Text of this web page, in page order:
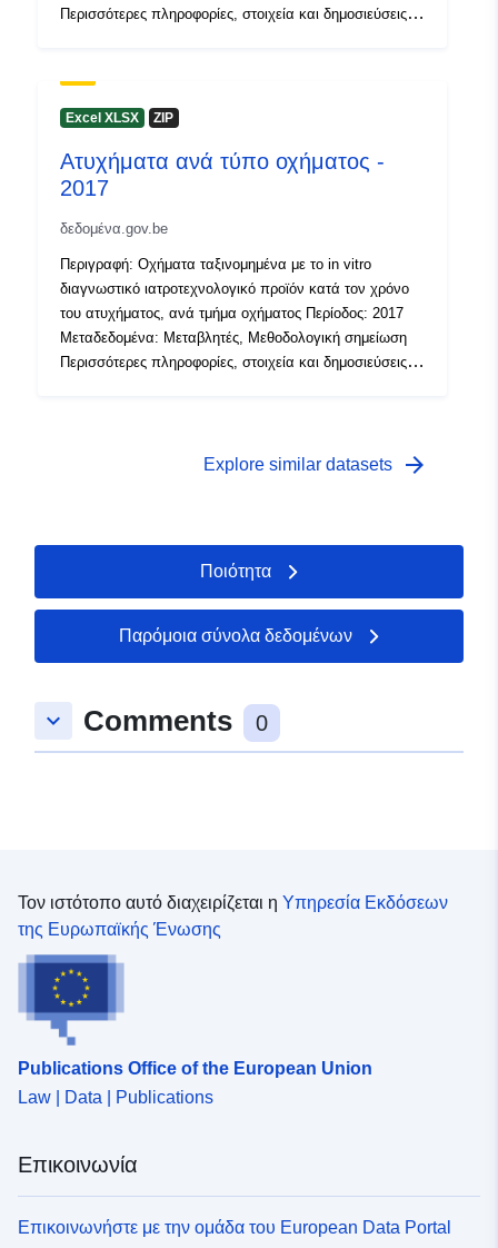
51.51 ] ]
uriRef: http://data.europa.eu/88u/dataset/
πρόσβασης:
Χρονική κάλυψη:
01 January 2023
- 31 December 2023
01 January 2023
Περισσότερες πληροφορίες, στοιχεία και δημοσιεύσεις
Excel XLSX ZIP
Ατυχήματα ανά τύπο οχήματος -
2017
δεδομένα.gov.be
Περιγραφή: Οχήματα ταξινομημένα με το in vitro
διαγνωστικό ιατροτεχνολογικό προϊόν κατά τον χρόνο
του ατυχήματος, ανά τμήμα οχήματος Περίοδος: 2017
Μεταδεδομένα: Μεταβλητές, Μεθοδολογική σημείωση
Περισσότερες πληροφορίες, στοιχεία και δημοσιεύσεις
Explore similar datasets arrow_forward
Ποιότητα
Παρόμοια σύνολα δεδομένων
keyboard_arrow_down Comments 0
Τον ιστότοπο αυτό διαχειρίζεται η Υπηρεσία Εκδόσεων
της Ευρωπαϊκής Ένωσης
Publications Office of the European Union
Law | Data | Publications
Επικοινωνία
Επικοινωνήστε με την ομάδα του European Data Portal